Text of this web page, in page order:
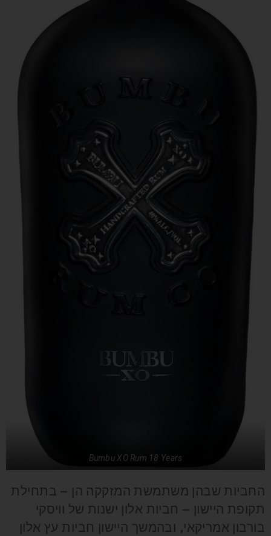
Bumbu XO Rum 18 Years
החביות שבהן משתמשת המזקקה הן – בתחילת
תקופת היישון – חביות אלון ישנות של וויסקי
בורבון אמריקאי, ובהמשך היישון חביות עץ אלון